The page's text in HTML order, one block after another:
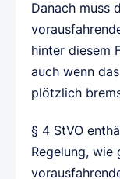
Danach muss
hinter diesem
auch wenn
plötzlich
§ 4 StVO
Regelung, wie